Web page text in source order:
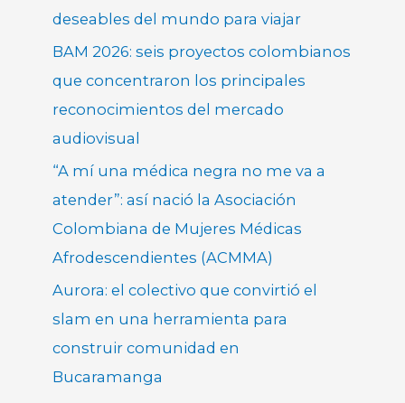
deseables del mundo para viajar
BAM 2026: seis proyectos colombianos
que concentraron los principales
reconocimientos del mercado
audiovisual
“A mí una médica negra no me va a
atender”: así nació la Asociación
Colombiana de Mujeres Médicas
Afrodescendientes (ACMMA)
Aurora: el colectivo que convirtió el
slam en una herramienta para
construir comunidad en
Bucaramanga